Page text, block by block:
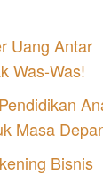
Uang Antar
Was-Was!
Masa
Bisnis